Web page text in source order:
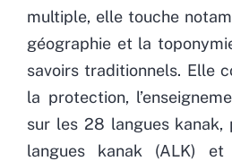
multiple, elle touche
géographie et la
savoirs traditionnels. Elle
la protection,
sur les 28 langues kanak,
langues kanak (ALK) et